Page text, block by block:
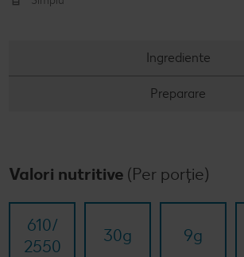
Ingrediente
Preparare
Valori nutritive (Per porție)
610/​
2550
30g 9g